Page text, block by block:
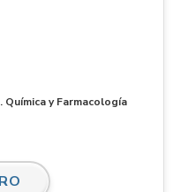
y Farmacología